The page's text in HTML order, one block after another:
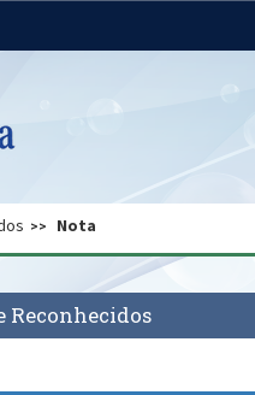
Gabinete de Segurança
Nota
Reconhecidos